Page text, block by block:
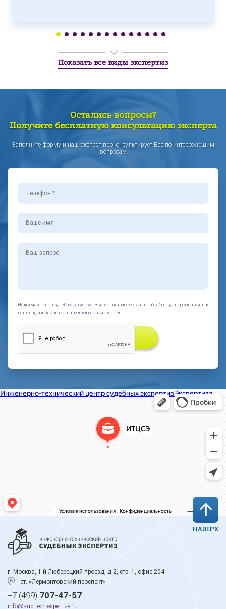
Показать все виды экспертиз
Остались вопросы?
Получите бесплатную консультацию эксперта
Заполните форму и наш эксперт проконсультирует Вас по интересующим
вопросам
Нажимая кнопку «Отправить», Вы соглашаетесь на обработку персональных
данных, согласносоглашению пользователя
НАВЕРХ
г. Москва, 1-й Люберецкий проезд, д.2, стр. 1, офис 204
ст. «Лермонтовский проспект»
+7 (499) 707-47-57
info@sud-tech-expertiza.ru